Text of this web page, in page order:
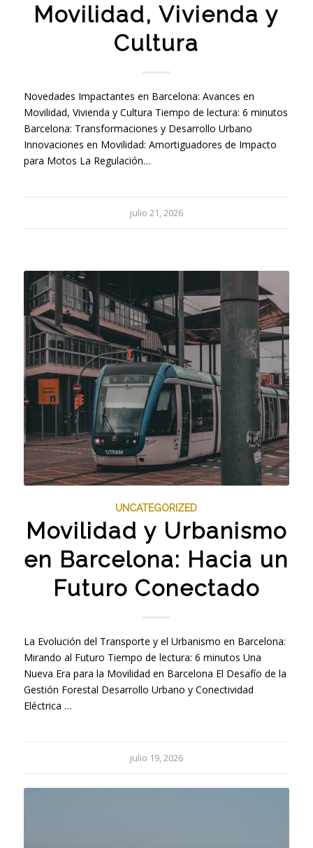
Movilidad, Vivienda y
Cultura
Novedades Impactantes en Barcelona: Avances en
Movilidad, Vivienda y Cultura Tiempo de lectura: 6 minutos
Barcelona: Transformaciones y Desarrollo Urbano
Innovaciones en Movilidad: Amortiguadores de Impacto
para Motos La Regulación…
julio 21, 2026
UNCATEGORIZED
Movilidad y Urbanismo
en Barcelona: Hacia un
Futuro Conectado
La Evolución del Transporte y el Urbanismo en Barcelona:
Mirando al Futuro Tiempo de lectura: 6 minutos Una
Nueva Era para la Movilidad en Barcelona El Desafío de la
Gestión Forestal Desarrollo Urbano y Conectividad
Eléctrica …
julio 19, 2026